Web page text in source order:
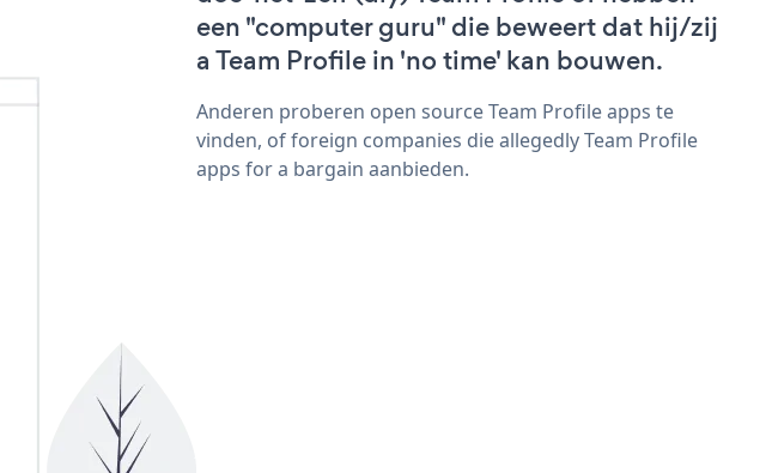
een "computer guru" die beweert dat hij/zij
a Team Profile in 'no time' kan bouwen.
Anderen proberen open source Team Profile apps te
vinden, of foreign companies die allegedly Team Profile
apps for a bargain aanbieden.